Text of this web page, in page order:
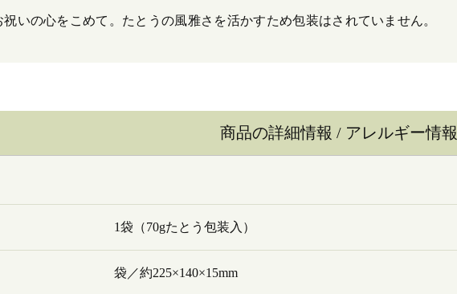
いの心をこめて。たとうの風雅さを活かすため包装はされていません。
商品の詳細情報 / アレルギー情報
1袋（70gたとう包装入）
袋／約225×140×15mm